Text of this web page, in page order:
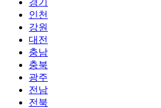
경기
인천
강원
대전
충남
충북
광주
전남
전북